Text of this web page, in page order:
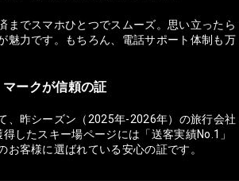
までスマホひとつでスムーズ。思い立ったら
魅力です。もちろん、電話サポート体制も万
ークが信頼の証
、昨シーズン（2025年-2026年）の旅行会社
したスキー場ページには「送客実績No.1」
お客様に選ばれている安心の証です。